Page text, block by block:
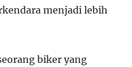
menjadi lebih
biker yang